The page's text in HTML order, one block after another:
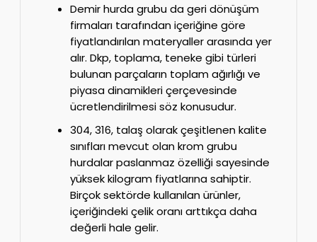
Demir hurda grubu da geri dönüşüm
firmaları tarafından içeriğine göre
fiyatlandırılan materyaller arasında yer
alır. Dkp, toplama, teneke gibi türleri
bulunan parçaların toplam ağırlığı ve
piyasa dinamikleri çerçevesinde
ücretlendirilmesi söz konusudur.
304, 316, talaş olarak çeşitlenen kalite
sınıfları mevcut olan krom grubu
hurdalar paslanmaz özelliği sayesinde
yüksek kilogram fiyatlarına sahiptir.
Birçok sektörde kullanılan ürünler,
içeriğindeki çelik oranı arttıkça daha
değerli hale gelir.